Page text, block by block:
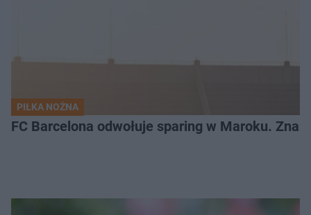
PIŁKA NOŻNA
FC Barcelona odwołuje sparing w Maroku.